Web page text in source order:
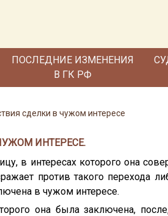
ПОСЛЕДНИЕ ИЗМЕНЕНИЯ
В ГК РФ
сделки в чужом интересе
ИНТЕРЕСЕ.
в интересах которого она
против такого перехода
в чужом интересе.
она была заключена,